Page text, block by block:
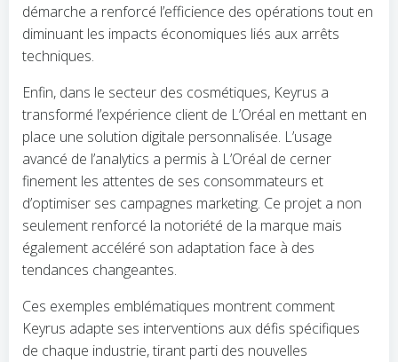
démarche a renforcé l’efficience des opérations tout en
diminuant les impacts économiques liés aux arrêts
techniques.
Enfin, dans le secteur des cosmétiques, Keyrus a
transformé l’expérience client de L’Oréal en mettant en
place une solution digitale personnalisée. L’usage
avancé de l’analytics a permis à L’Oréal de cerner
finement les attentes de ses consommateurs et
d’optimiser ses campagnes marketing. Ce projet a non
seulement renforcé la notoriété de la marque mais
également accéléré son adaptation face à des
tendances changeantes.
Ces exemples emblématiques montrent comment
Keyrus adapte ses interventions aux défis spécifiques
de chaque industrie, tirant parti des nouvelles